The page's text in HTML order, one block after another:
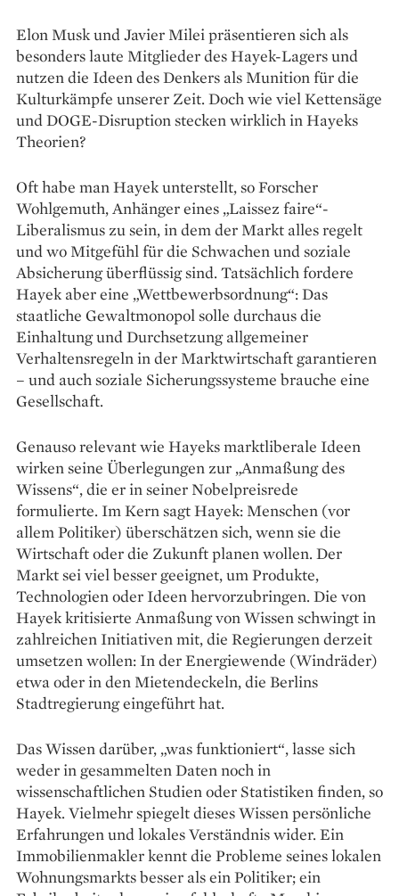
Elon Musk und Javier Milei präsentieren sich als
besonders laute Mitglieder des Hayek-Lagers und
nutzen die Ideen des Denkers als Munition für die
Kulturkämpfe unserer Zeit. Doch wie viel Kettensäge
und DOGE-Disruption stecken wirklich in Hayeks
Theorien?
Oft habe man Hayek unterstellt, so Forscher
Wohlgemuth, Anhänger eines „Laissez faire“-
Liberalismus zu sein, in dem der Markt alles regelt
und wo Mitgefühl für die Schwachen und soziale
Absicherung überflüssig sind. Tatsächlich fordere
Hayek aber eine „Wettbewerbs­ordnung“: Das
staatliche Gewaltmonopol solle durchaus die
Einhaltung und Durchsetzung allgemeiner
Verhaltensregeln in der Marktwirtschaft garantieren
– und auch soziale Sicherungssysteme brauche eine
Gesellschaft.
Genauso relevant wie Hayeks marktliberale Ideen
wirken seine Überlegungen zur „Anmaßung des
Wissens“, die er in seiner Nobelpreisrede
formulierte. Im Kern sagt Hayek: Menschen (vor
allem Politiker) überschätzen sich, wenn sie die
Wirtschaft oder die Zukunft planen wollen. Der
Markt sei viel besser geeignet, um Produkte,
Technologien oder Ideen hervorzubringen. Die von
Hayek kritisierte Anmaßung von Wissen schwingt in
zahlreichen Initiativen mit, die Regierungen derzeit
umsetzen wollen: In der Energiewende (Windräder)
etwa oder in den Mietendeckeln, die Berlins
Stadtregierung eingeführt hat.
Das Wissen darüber, „was funktioniert“, lasse sich
weder in gesammelten Daten noch in
wissenschaftlichen Studien oder Statistiken finden, so
Hayek. Vielmehr spiegelt dieses Wissen persönliche
Erfahrungen und lokales Verständnis wider. Ein
Immobilienmakler kennt die Probleme seines lokalen
Wohnungsmarkts besser als ein Politiker; ein